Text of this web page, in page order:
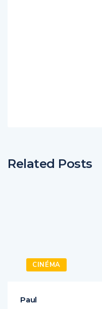
Related Posts
CINÉMA
Paul